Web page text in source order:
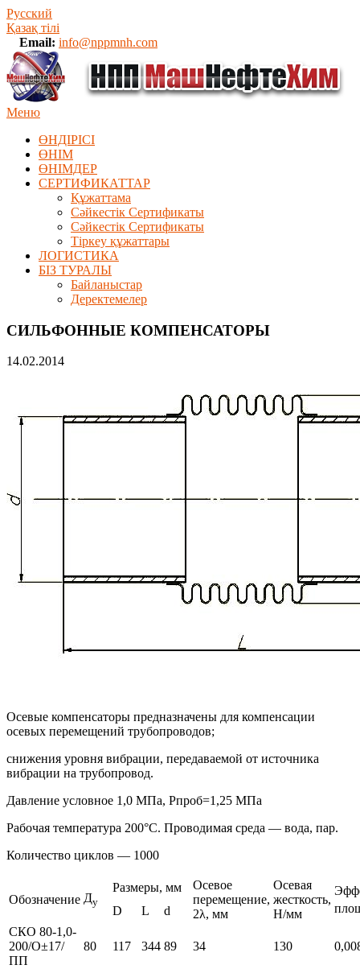
Русский
Қазақ тілі
Email: info@nppmnh.com
Меню
ӨНДІРІСІ
ӨНІМ
ӨHIМДЕР
СЕРТИФИКАТТАР
Құжаттама
Сәйкестік Сертификаты
Сәйкестік Сертификаты
Тіркеу құжаттары
ЛОГИСТИКА
БІЗ ТУРАЛЫ
Байланыстар
Деректемелер
СИЛЬФОННЫЕ КОМПЕНСАТОРЫ
14.02.2014
Осевые компенсаторы предназначены для компенсации
осевых перемещений трубопроводов;
снижения уровня вибрации, передаваемой от источника
вибрации на трубопровод.
Давление условное 1,0 МПа, Pпроб=1,25 МПа
Рабочая температура 200°C. Проводимая среда — вода, пар.
Количество циклов — 1000
Обозначение Ду
Размеры, мм
Осевое
перемещение,
2λ, мм
Осевая
жесткость,
Н/мм
D L
d
СКО 80-1,0-
200/О±17/
ПП
80 117 344 89 34 130